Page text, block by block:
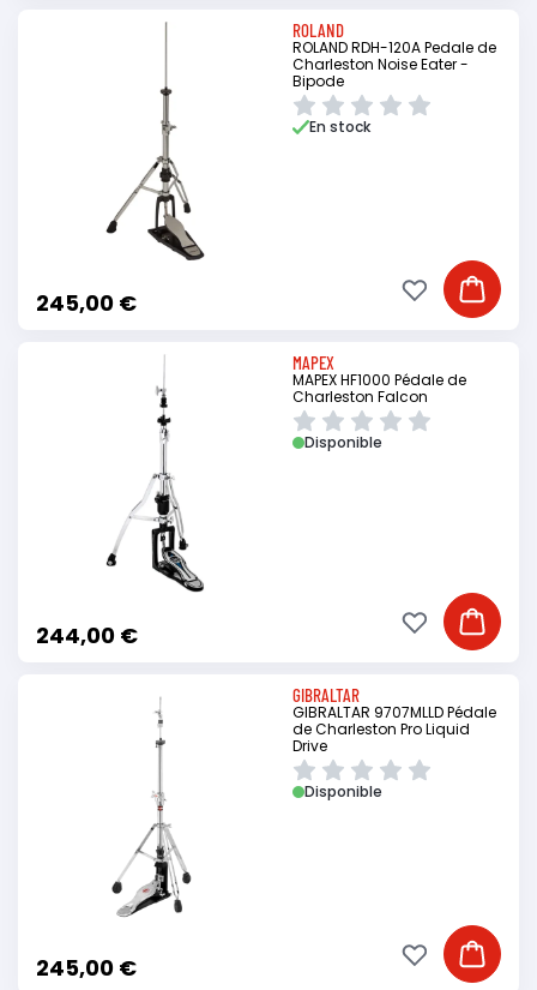
ROLAND
ROLAND RDH-120A Pedale de
Charleston Noise Eater -
Bipode
245,00 €
En stock
Ajouter
Ajouter à ma
MAPEX
MAPEX HF1000 Pédale de
Charleston Falcon
244,00 €
Disponible
Ajouter
Ajouter à ma
GIBRALTAR
GIBRALTAR 9707MLLD Pédale
de Charleston Pro Liquid
Drive
245,00 €
Disponible
Ajouter
Ajouter à ma